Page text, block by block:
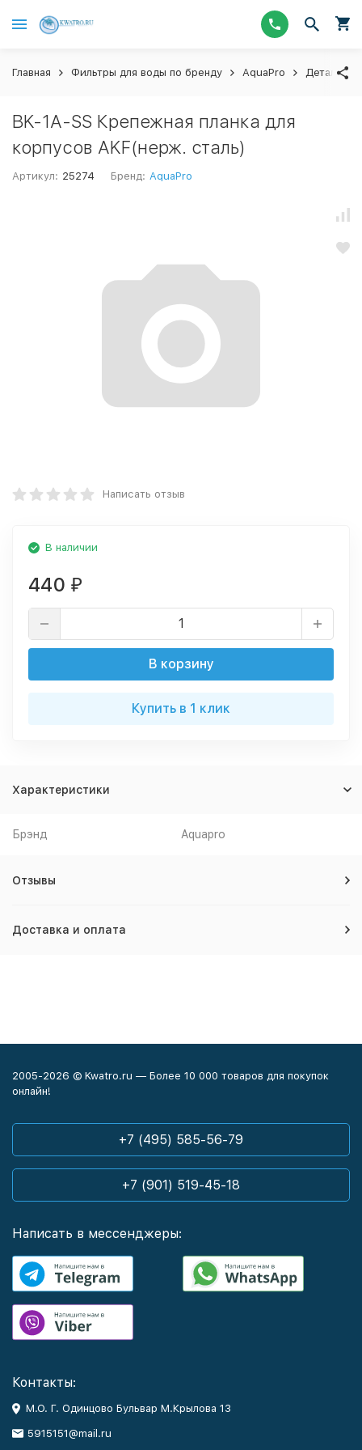
Главная Фильтры для воды по бренду AquaPro Детали и
BK-1A-SS Крепежная планка для
корпусов AKF(нерж. сталь)
Артикул: 25274 Бренд: AquaPro
Написать отзыв
В наличии
440 ₽
В корзину
Купить в 1 клик
Характеристики
Брэнд Aquapro
Отзывы
Доставка и оплата
2005-2026 © Kwatro.ru — Более 10 000 товаров для покупок
онлайн!
+7 (495) 585-56-79
+7 (901) 519-45-18
Написать в мессенджеры:
Контакты:
М.О. Г. Одинцово Бульвар М.Крылова 13
5915151@mail.ru